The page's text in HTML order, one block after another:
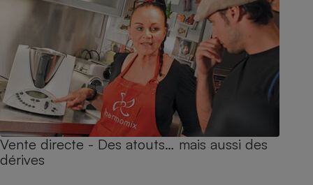
Vente directe - Des atouts… mais aussi des
dérives